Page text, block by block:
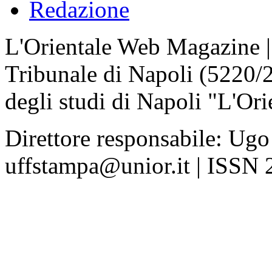
Redazione
L'Orientale Web Magazine
Tribunale di Napoli
degli studi di Napoli
Direttore responsabile:
uffstampa@unior.it | ISSN